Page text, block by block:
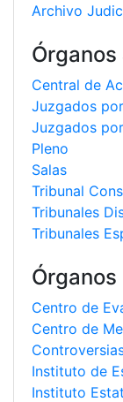
Archivo
Central de
Juzgados
Juzgados
Pleno
Salas
Tribunal
Tribunales
Tribunales
Centro de
Centro de
Instituto de
Instituto